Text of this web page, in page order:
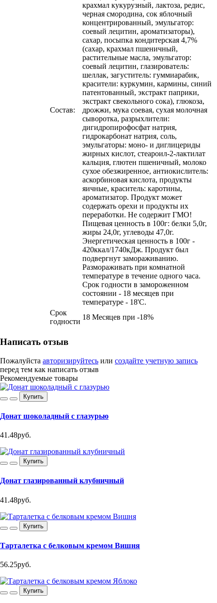
Состав:
крахмал кукурузный, лактоза, редис,
черная смородина, сок яблочный
концентрированный, эмульгатор:
соевый лецитин, ароматизаторы),
сахар, посыпка кондитерская 4,7%
(сахар, крахмал пшеничный,
растительные масла, эмульгатор:
соевый лецитин, глазирователь:
шеллак, загуститель: гуммиарабик,
красители: куркумин, кармины, синий
патентованный, экстракт паприки,
экстракт свекольного сока), глюкоза,
дрожжи, мука соевая, сухая молочная
сыворотка, разрыхлители:
дигидропирофосфат натрия,
гидрокарбонат натрия, соль,
эмульгаторы: моно- и диглицериды
жирных кислот, стеароил-2-лактилат
кальция, глютен пшеничный, молоко
сухое обезжиренное, антиокислитель:
аскорбиновая кислота, продукты
яичные, краситель: каротины,
ароматизатор. Продукт может
содержать орехи и продукты их
переработки. Не содержит ГМО!
Пищевая ценность в 100г: белки 5,0г,
жиры 24,0г, углеводы 47,0г.
Энергетическая ценность в 100г -
420ккал/1740кДж. Продукт был
подвергнут замораживанию.
Размораживать при комнатной
температуре в течение одного часа.
Срок годности в замороженном
состоянии - 18 месяцев при
температуре - 18'С.
Срок
годности
18 Месяцев при -18%
Написать отзыв
Пожалуйста авторизируйтесь или создайте учетную запись
перед тем как написать отзыв
Рекомендуемые товары
Купить
Донат шоколадный с глазурью
41.48руб.
Купить
Донат глазированный клубничный
41.48руб.
Купить
Тарталетка с белковым кремом Вишня
56.25руб.
Купить